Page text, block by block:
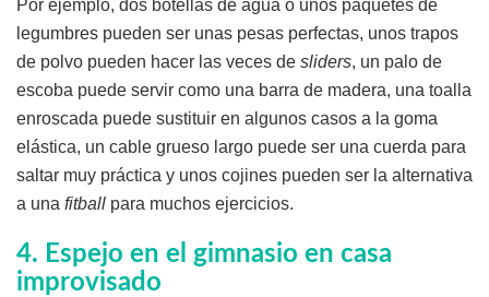
Por ejemplo, dos botellas de agua o unos paquetes de
legumbres pueden ser unas pesas perfectas, unos trapos
de polvo pueden hacer las veces de sliders, un palo de
escoba puede servir como una barra de madera, una toalla
enroscada puede sustituir en algunos casos a la goma
elástica, un cable grueso largo puede ser una cuerda para
saltar muy práctica y unos cojines pueden ser la alternativa
a una fitball para muchos ejercicios.
4. Espejo en el gimnasio en casa
improvisado